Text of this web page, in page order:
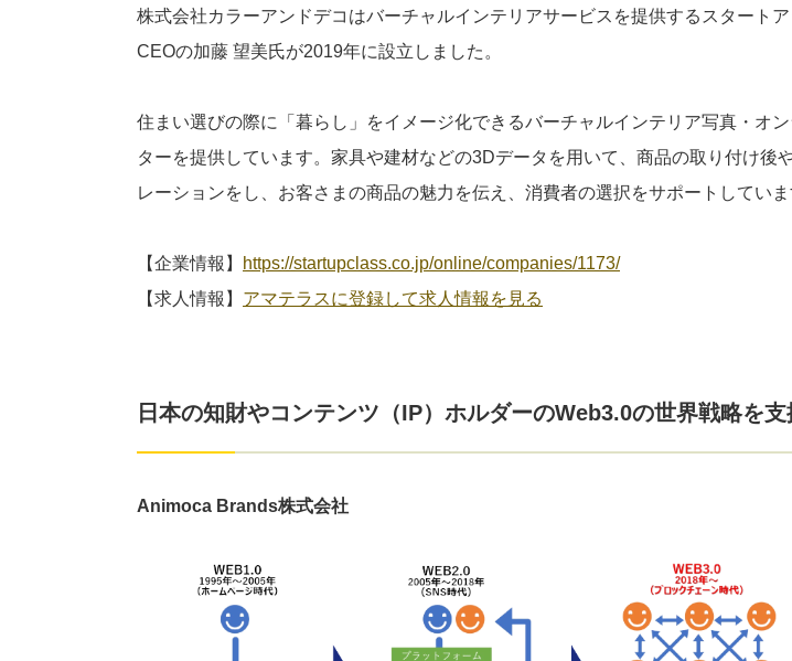
株式会社カラーアンドデコはバーチャルインテリアサービスを提供するスタート
CEOの加藤 望美氏が2019年に設立しました。
住まい選びの際に「暮らし」をイメージ化できるバーチャルインテリア写真・オ
ターを提供しています。家具や建材などの3Dデータを用いて、商品の取り付け後
レーションをし、お客さまの商品の魅力を伝え、消費者の選択をサポートしていま
【企業情報】
https://startupclass.co.jp/online/companies/1173/
【求人情報】 アマテラスに登録して求人情報を見る
日本の知財やコンテンツ（IP）ホルダーのWeb3.0の世界戦略を支
Animoca Brands株式会社